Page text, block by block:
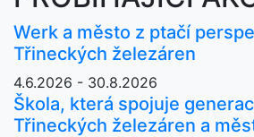
Werk a město z ptačí
Třineckých železáren
4.6.2026 - 30.8.2026
Škola, která spojuje
Třineckých železáren a